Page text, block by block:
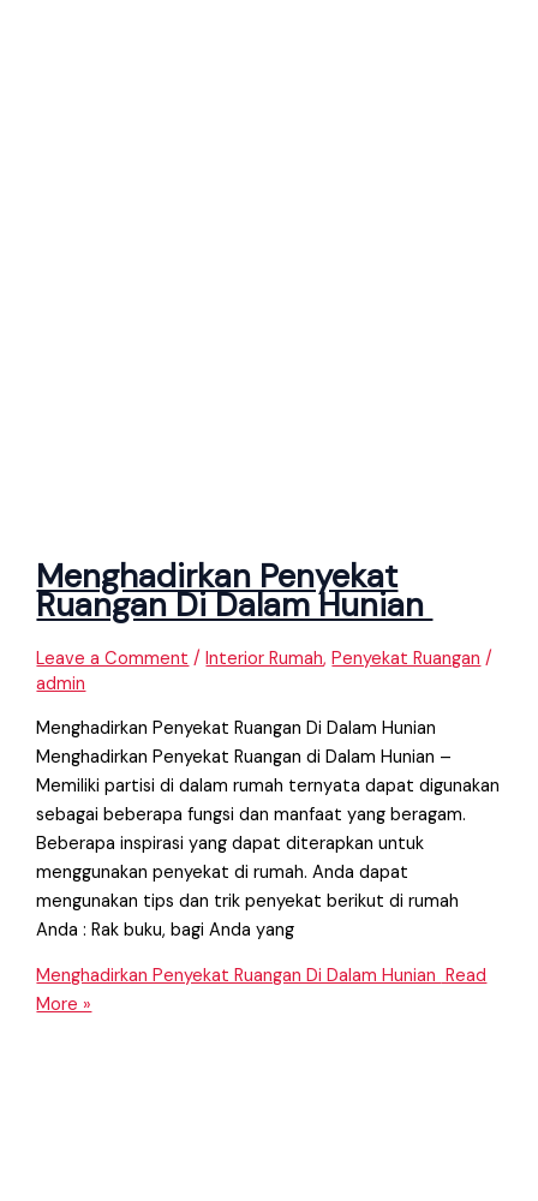
Menghadirkan Penyekat
Ruangan Di Dalam Hunian
Leave a Comment /Interior Rumah,Penyekat Ruangan /
admin
Menghadirkan Penyekat Ruangan Di Dalam Hunian
Menghadirkan Penyekat Ruangan di Dalam Hunian –
Memiliki partisi di dalam rumah ternyata dapat digunakan
sebagai beberapa fungsi dan manfaat yang beragam.
Beberapa inspirasi yang dapat diterapkan untuk
menggunakan penyekat di rumah. Anda dapat
mengunakan tips dan trik penyekat berikut di rumah
Anda : Rak buku, bagi Anda yang
Menghadirkan Penyekat Ruangan Di Dalam Hunian Read
More »